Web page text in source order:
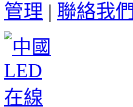
管理 | 聯絡我們